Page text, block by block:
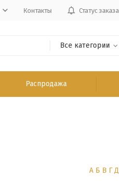
Контакты Статус заказа
Все категории
Распродажа
А Б В Г Д